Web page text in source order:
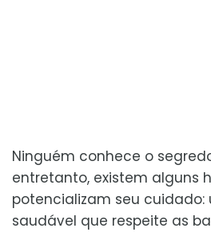
Ninguém conhece o
entretanto, existem alguns
potencializam seu cuidado:
saudável que respeite as